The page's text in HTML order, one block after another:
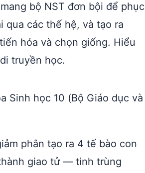
bộ NST đơn bội để phục
qua các thế hệ, và tạo ra
hóa và chọn giống. Hiểu
truyền học.
Sinh học 10 (Bộ Giáo dục và
phân tạo ra 4 tế bào con
giao tử — tinh trùng